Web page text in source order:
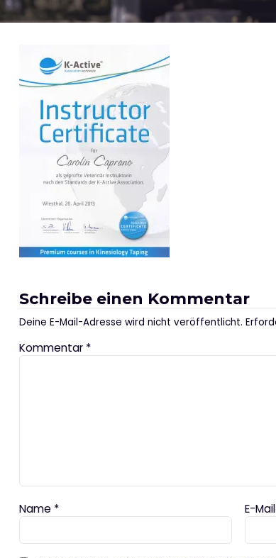
Schreibe einen Kommentar
Deine E-Mail-Adresse wird nicht veröffentlicht.
Kommentar *
Name * E-